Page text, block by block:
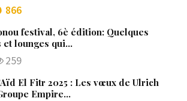
866
festival, 6è édition: Quelques
et lounges qui…
259
El Fitr 2025 : Les vœux de Ulrich
Empire…